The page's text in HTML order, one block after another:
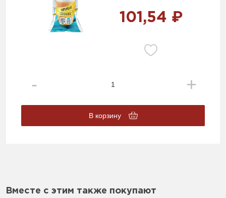
101,54 ₽
В корзину
Вместе с этим также покупают